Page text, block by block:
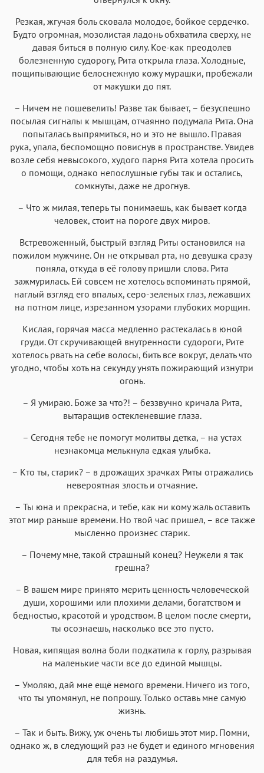
Резкая, жгучая боль сковала молодое, бойкое сердечко.
Будто огромная, мозолистая ладонь обхватила сверху, не
давая биться в полную силу. Кое-как преодолев
болезненную судорогу, Рита открыла глаза. Холодные,
пощипывающие белоснежную кожу мурашки, пробежали
от макушки до пят.
– Ничем не пошевелить! Разве так бывает, – безуспешно
посылая сигналы к мышцам, отчаянно подумала Рита. Она
попыталась выпрямиться, но и это не вышло. Правая
рука, упала, беспомощно повиснув в пространстве. Увидев
возле себя невысокого, худого парня Рита хотела просить
о помощи, однако непослушные губы так и остались,
сомкнуты, даже не дрогнув.
– Что ж милая, теперь ты понимаешь, как бывает когда
человек, стоит на пороге двух миров.
Встревоженный, быстрый взгляд Риты остановился на
пожилом мужчине. Он не открывал рта, но девушка сразу
поняла, откуда в её голову пришли слова. Рита
зажмурилась. Ей совсем не хотелось вспоминать прямой,
наглый взгляд его впалых, серо-зеленых глаз, лежавших
на потном лице, изрезанном узорами глубоких морщин.
Кислая, горячая масса медленно растекалась в юной
груди. От скручивающей внутренности судороги, Рите
хотелось рвать на себе волосы, бить все вокруг, делать что
угодно, чтобы хоть на секунду унять пожирающий изнутри
огонь.
– Я умираю. Боже за что?! – беззвучно кричала Рита,
вытаращив остекленевшие глаза.
– Сегодня тебе не помогут молитвы детка, – на устах
незнакомца мелькнула едкая улыбка.
– Кто ты, старик? – в дрожащих зрачках Риты отражались
невероятная злость и отчаяние.
– Ты юна и прекрасна, и тебе, как ни кому жаль оставить
этот мир раньше времени. Но твой час пришел, – все также
мысленно произнес старик.
– Почему мне, такой страшный конец? Неужели я так
грешна?
– В вашем мире принято мерить ценность человеческой
души, хорошими или плохими делами, богатством и
бедностью, красотой и уродством. В целом после смерти,
ты осознаешь, насколько все это пусто.
Новая, кипящая волна боли подкатила к горлу, разрывая
на маленькие части все до единой мышцы.
– Умоляю, дай мне ещё немого времени. Ничего из того,
что ты упомянул, не попрошу. Только оставь мне самую
жизнь.
– Так и быть. Вижу, уж очень ты любишь этот мир. Помни,
однако ж, в следующий раз не будет и единого мгновения
для тебя на раздумья.